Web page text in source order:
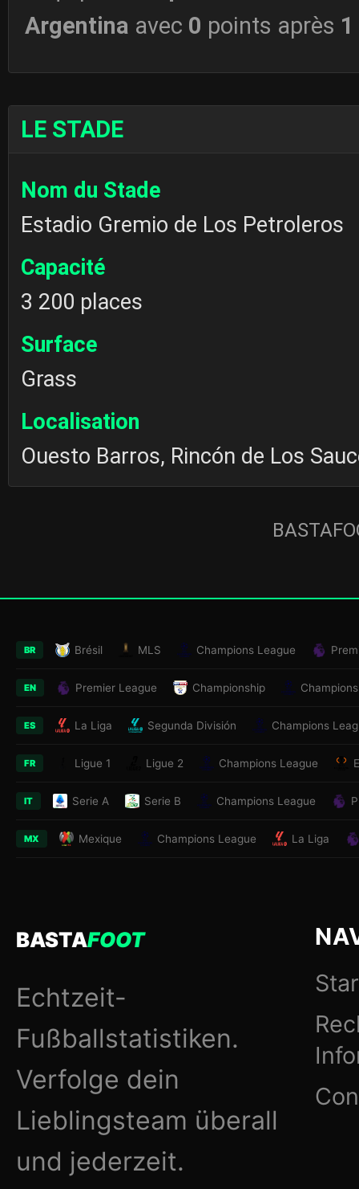
Argentina avec 0 points après 1
LE STADE
Nom du Stade
Estadio Gremio de Los Petroleros
Capacité
3 200 places
Surface
Grass
Localisation
Ouesto Barros, Rincón de Los
BR Brésil MLS Champions League
EN Premier League Championship
ES La Liga Segunda División Champions
FR Ligue 1 Ligue 2 Champions League
IT Serie A Serie B Champions League
MX Mexique Champions League La Liga
BASTAFOOT
Echtzeit-
Fußballstatistiken.
Verfolge dein
Lieblingsteam überall
und jederzeit.